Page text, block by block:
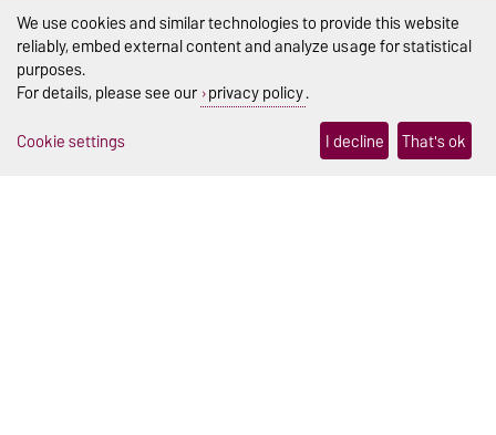
Zschokkestraße
DATA PROTECTION
Data Protection Declaration of the Language Centre (in German)
SECRETARIAT
We use cookies and similar technologies to provide this website
reliably, embed external content and analyze usage for statistical
purposes.
For details, please see our privacy policy.
Cookie settings
I decline That's ok